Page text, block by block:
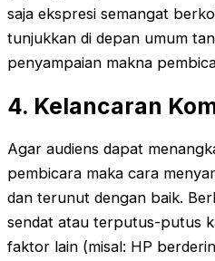
saja ekspresi semangat
tunjukkan di depan umum
penyampaian makna
4. Kelancaran
Agar audiens dapat
pembicara maka cara
dan terunut dengan baik.
sendat atau terputus-putus
faktor lain (misal: HP